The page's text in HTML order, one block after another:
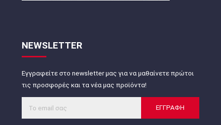
NEWSLETTER
Εγγραφείτε στο newsletter μας για να μαθαίνετε πρώτοι
τις προσφορές και τα νέα μας προϊόντα!
ΕΓΓΡΑΦΗ